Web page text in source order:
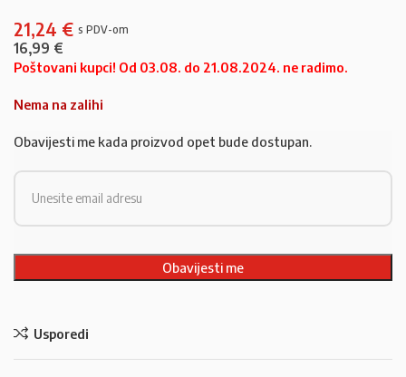
21,24 €
16,99 €
Poštovani kupci! Od 03.08. do 21.08.2024. ne radimo.
Nema na zalihi
Obavijesti me kada proizvod opet bude dostupan.
Usporedi